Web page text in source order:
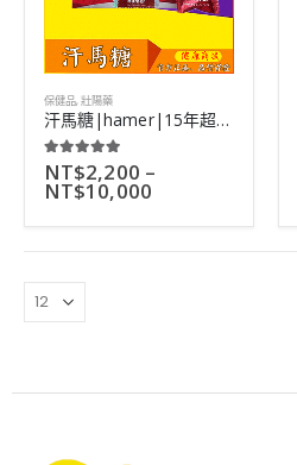
保健品,壯陽藥
汗馬糖|hamer|15年超長研製|運動員補充精力首選|30粒裝
5.00 out of 5
NT$2,200 –
NT$10,000